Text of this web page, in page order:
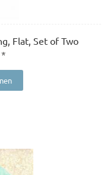
Flat, Set of Two